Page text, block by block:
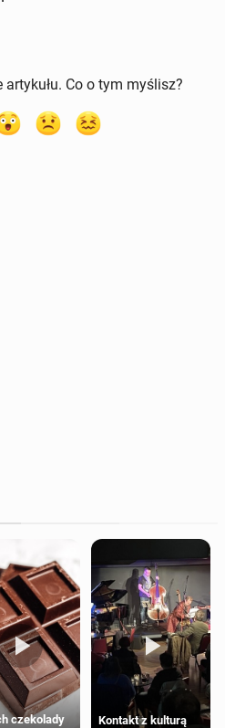
Co o tym myślisz?
czekolady
Kontakt z kulturą